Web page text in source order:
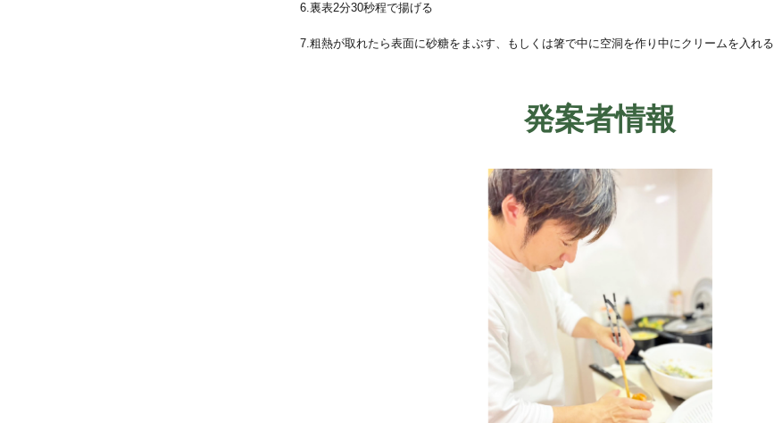
6.裏表2分30秒程で揚げる
7.粗熱が取れたら表面に砂糖をまぶす、もしくは箸で中に空洞を作り中にクリームを入れる
発案者情報